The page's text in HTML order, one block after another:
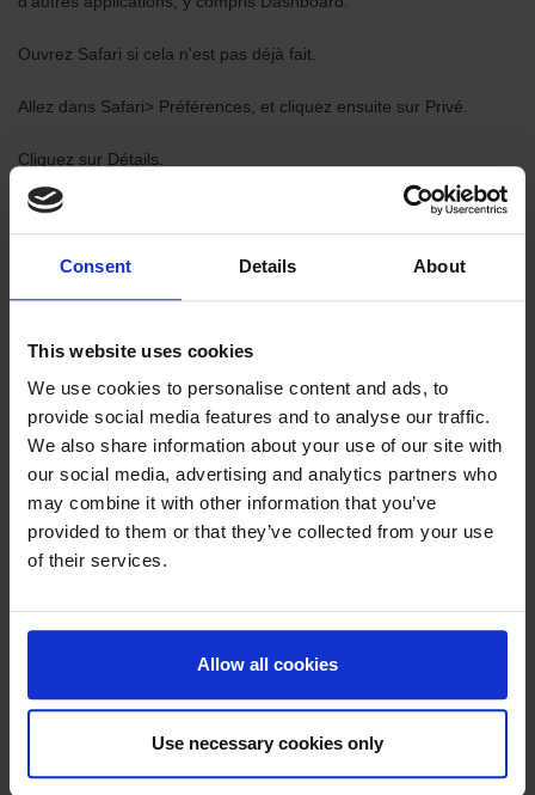
Consent Details About
This website uses cookies
We use cookies to personalise content and ads, to
provide social media features and to analyse our traffic.
We also share information about your use of our site with
our social media, advertising and analytics partners who
may combine it with other information that you’ve
provided to them or that they’ve collected from your use
of their services.
Allow all cookies
Use necessary cookies only
Ouvrez Safari si cela n'est pas déjà fait.
Allez dans Safari> Préférences, et cliquez ensuite sur Privé.
Cliquez sur Détails.
Sélectionnez un ou plusieurs sites internet stockant des cookies,
et cliquez ensuite sur Supprimer ou Tout Supprimer.
Firefox: pour effacer tous les cookies stockés sur votre
ordinateur:
En haut de la fenêtre de Firefox, cliquez sur l'onglet de Firefox,
allez dans l'historique et sélectionnez Effacer l'historique récent...
Dans la barre de menu, cliquez sur l'historique et sélectionnez
Effacer l'historique récent... En haut de la fenêtre de Firefox,
Temps nécessaire pour tout effacer.
éléments de l'historique.
que vous voulez conserver ne soient pas sélectionnés.